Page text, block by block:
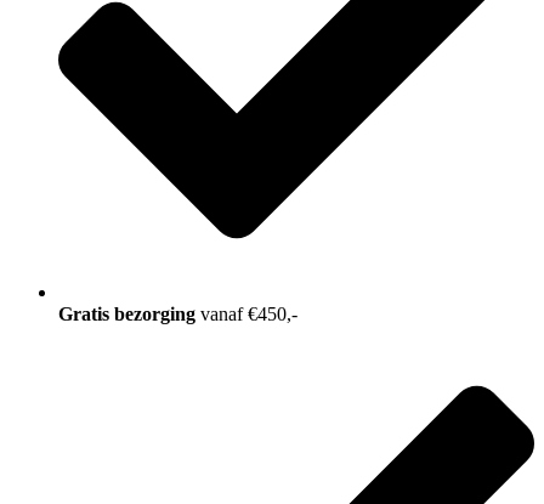
Gratis bezorging vanaf €450,-